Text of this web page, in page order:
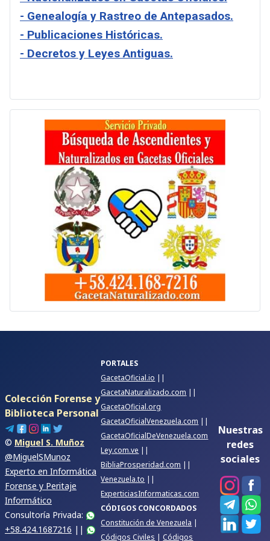
- Genealogía y Rastreo de Antepasados.
- Publicaciones Históricas.
- Decretos y Leyes Antiguas.
Colección Forense y
Biblioteca Personal
© Miguel S. Muñoz
@MiguelSMunoz
Experto en Informática
Forense y Peritaje
Informático
Consultoría Privada:
+58.424.1687216 ||
PORTALES
GacetaOficial.io ||
GacetaNaturalizado.com ||
GacetaOficial.org
GacetaOficialVenezuela.com ||
GacetaOficialDeVenezuela.com
Ley.com.ve ||
BibliaProsperidad.com ||
Venezuela.to ||
ExperticiasInformaticas.com
CÓDIGOS CONCORDADOS
Constitución de Venezuela |
Códigos Civiles |Códigos
Nuestras
redes
sociales